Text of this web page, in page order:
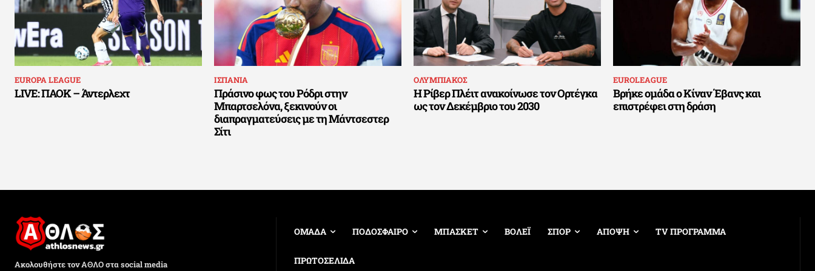
EUROPA LEAGUE
LIVE: ΠΑΟΚ – Άντερλεχτ
ΙΣΠΑΝΙΑ
Πράσινο φως του Ρόδρι στην
Μπαρτσελόνα, ξεκινούν οι
διαπραγματεύσεις με τη Μάντσεστερ
Σίτι
ΟΛΥΜΠΙΑΚΟΣ
Η Ρίβερ Πλέιτ ανακοίνωσε τον Ορτέγκα
ως τον Δεκέμβριο του 2030
EUROLEAGUE
Βρήκε ομάδα ο Κίναν Έβανς και
επιστρέφει στη δράση
Ακολουθήστε τον ΑΘΛΟ στα social media
ΟΜΑΔΑ ΠΟΔΟΣΦΑΙΡΟ ΜΠΑΣΚΕΤ ΒΟΛΕΪ ΣΠΟΡ ΑΠΟΨΗ TV ΠΡΟΓΡΑΜΜΑ
ΠΡΩΤΟΣΕΛΙΔΑ